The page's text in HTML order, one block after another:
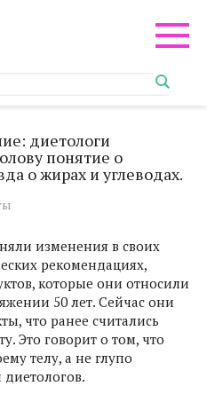
диетологи
понятие о
о жирах и углеводах.
изменения в своих
рекомендациях,
которые они относили
50 лет. Сейчас они
что ранее считались
Это говорит о том, что
телу, а не глупо